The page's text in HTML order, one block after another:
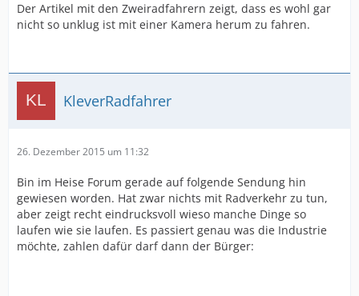
Der Artikel mit den Zweiradfahrern zeigt, dass es wohl gar
nicht so unklug ist mit einer Kamera herum zu fahren.
KleverRadfahrer
26. Dezember 2015 um 11:32
Bin im Heise Forum gerade auf folgende Sendung hin
gewiesen worden. Hat zwar nichts mit Radverkehr zu tun,
aber zeigt recht eindrucksvoll wieso manche Dinge so
laufen wie sie laufen. Es passiert genau was die Industrie
möchte, zahlen dafür darf dann der Bürger: